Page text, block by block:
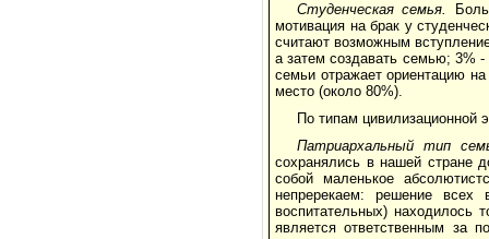
Студенческая семья.
мотивация на брак у
считают возможным
а затем создавать семью; 3% -
семьи отражает ориентацию
место (около 80%).
По типам
Патриархальный тип
сохранялись в нашей стране
собой маленькое
непререкаем: решение всех
воспитательных) находилось
является ответственным за